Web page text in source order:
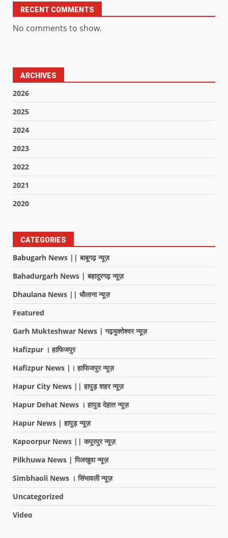
RECENT COMMENTS
No comments to show.
ARCHIVES
2026
2025
2024
2023
2022
2021
2020
CATEGORIES
Babugarh News || बाबूगढ़ न्यूज़
Bahadurgarh News | बहादुरगढ़ न्यूज़
Dhaulana News || धौलाना न्यूज़
Featured
Garh Mukteshwar News | गढ़मुक्तेश्वर न्यूज़
Hafizpur । हाफिजपुर
Hafizpur News |। हाफिजपुर न्यूज़
Hapur City News || हापुड़ शहर न्यूज़
Hapur Dehat News । हापुड देहात न्यूज़
Hapur News | हापुड़ न्यूज़
Kapoorpur News || कपूरपुर न्यूज़
Pilkhuwa News | पिलखुवा न्यूज़
Simbhaoli News । सिंभावली न्यूज़
Uncategorized
Video